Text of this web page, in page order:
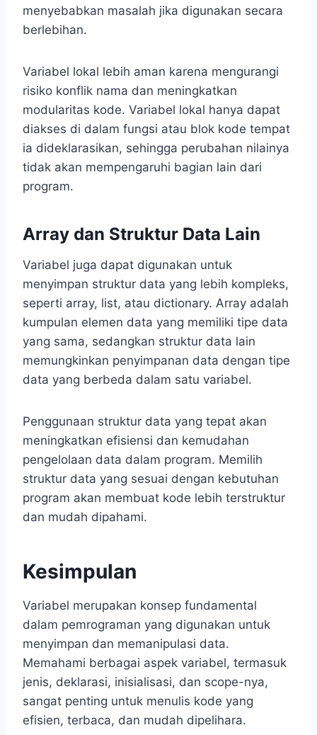
menyebabkan masalah jika digunakan secara
berlebihan.
Variabel lokal lebih aman karena mengurangi
risiko konflik nama dan meningkatkan
modularitas kode. Variabel lokal hanya dapat
diakses di dalam fungsi atau blok kode tempat
ia dideklarasikan, sehingga perubahan nilainya
tidak akan mempengaruhi bagian lain dari
program.
Array dan Struktur Data Lain
Variabel juga dapat digunakan untuk
menyimpan struktur data yang lebih kompleks,
seperti array, list, atau dictionary. Array adalah
kumpulan elemen data yang memiliki tipe data
yang sama, sedangkan struktur data lain
memungkinkan penyimpanan data dengan tipe
data yang berbeda dalam satu variabel.
Penggunaan struktur data yang tepat akan
meningkatkan efisiensi dan kemudahan
pengelolaan data dalam program. Memilih
struktur data yang sesuai dengan kebutuhan
program akan membuat kode lebih terstruktur
dan mudah dipahami.
Kesimpulan
Variabel merupakan konsep fundamental
dalam pemrograman yang digunakan untuk
menyimpan dan memanipulasi data.
Memahami berbagai aspek variabel, termasuk
jenis, deklarasi, inisialisasi, dan scope-nya,
sangat penting untuk menulis kode yang
efisien, terbaca, dan mudah dipelihara.